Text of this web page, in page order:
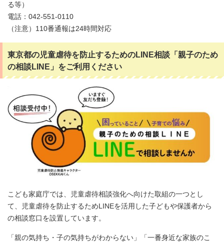
る等）
電話：042-551-0110
（注意）110番通報は24時間対応
東京都の児童虐待を防止するためのLINE相談「親子のため
の相談LINE」をご利用ください
こども家庭庁では、児童虐待相談強化へ向けた取組の一つとし
て、児童虐待を防止するためLINEを活用した子どもや保護者から
の相談窓口を設置しています。
「親の気持ち・子の気持ちがわからない」「一番身近な家族のこ